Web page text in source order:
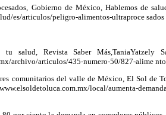
Gobierno de México, Hablemos de
es/articulos/peligro-alimentos-ultraproce sados
salud, Revista Saber Más,TaniaYatzely
archivo/articulos/435-numero-50/827-alime
comunitarios del valle de México, El Sol de
local/aumenta-